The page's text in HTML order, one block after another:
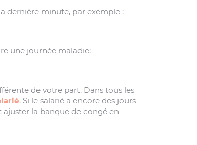
dernière minute, par exemple :
une journée maladie;
de votre part. Dans tous les
. Si le salarié a encore des jours
la banque de congé en